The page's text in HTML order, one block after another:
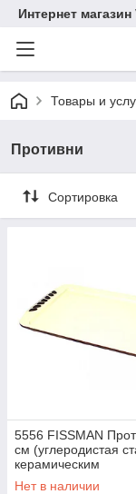
Интернет магазин
Товары и
Противни
Сортировка
5556 FISSMAN
см (углеродистая
керамическим
антипригарным
Нет в наличии